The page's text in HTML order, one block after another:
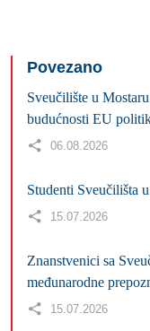
Povezano
Sveučilište u
budućnosti EU
06.08.2026
Studenti Sveučilišta
15.07.2026
Znanstvenici sa
međunarodne
15.07.2026